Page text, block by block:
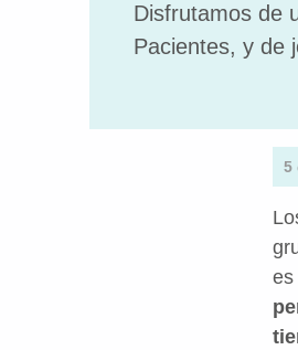
Disfrutamos de
Pacientes, y de
5
es